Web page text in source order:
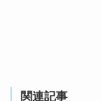
関連記事